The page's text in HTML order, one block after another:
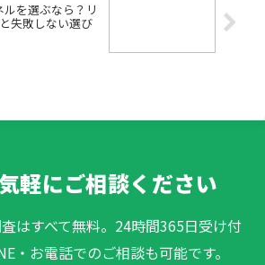
を選ぶなら？リ
失敗しない選び
軽にご相談ください
はすべて無料。24時間365日受け付
・お電話でのご相談も可能です。